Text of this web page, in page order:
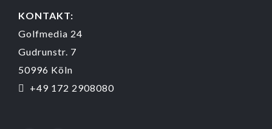
KONTAKT:
Golfmedia 24
Gudrunstr. 7
50996 Köln
+49 172 2908080